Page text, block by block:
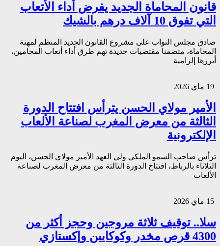
قانون المحاماة الجديد يفرض أداء الأتعاب
التي تفوق 10 آلاف درهم بالشيك
صادق مجلس النواب على مشروع القانون الجديد المنظم لمهنة
المحاماة، متضمنا مقتضيات جديدة تهم طرق أداء أتعاب المحامين،
أبرزها إلزامية
الأمير مولاي الحسن يترأس افتتاح الدورة
الثالثة من معرض المغرب لصناعة الألعاب
الإلكترونية
ترأس صاحب السمو الملكي ولي العهد الأمير مولاي الحسن، اليوم
الثلاثاء بالرباط، افتتاح الدورة الثالثة من معرض المغرب لصناعة
الألعاب
سلا.. توقيف ثلاثة مروجين وحجز أكثر من
4300 قرص مخدر وكوكايين وإكستازي